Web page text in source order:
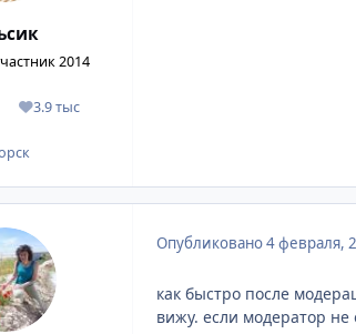
2014
3.9 тыс
Репутация
Опубликовано4 февраля,
как быстро после
вижу. если модератор не